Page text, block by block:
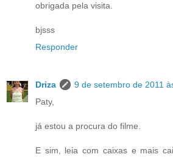
obrigada pela visita.
bjsss
Responder
Driza
9 de setembro de 2011
Paty,
já estou a procura do filme.
E sim, leia com caixas e mais